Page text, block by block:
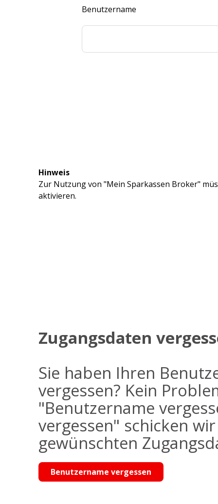
Benutzername
Hinweis
Zur Nutzung von "Mein Sparkassen Broker"
aktivieren.
Zugangsdaten
Sie haben Ihren
vergessen? Kein
"Benutzername
vergessen" schicken
gewünschten
Benutzername vergessen